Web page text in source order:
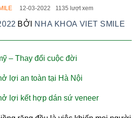
12-03-2022 1135 lượt xem
BỞI NHA KHOA VIET SMILE
– Thay đổi cuộc đời
lợi an toàn tại Hà Nội
lợi kết hợp dán sứ veneer